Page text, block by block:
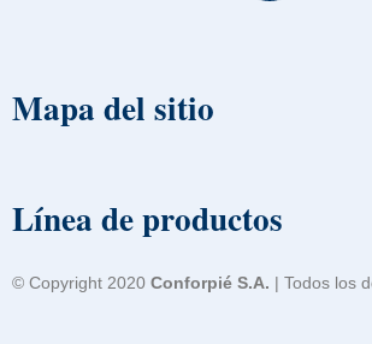
Mapa del sitio
Línea de productos
© Copyright 2020 Conforpié S.A. | Todos los